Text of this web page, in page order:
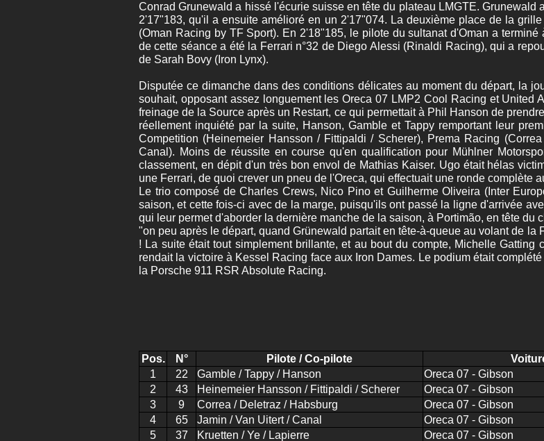
Conrad Grunewald a hissé l'écurie suisse en tête du plateau LMGTE.
2'17"183, qu'il a ensuite amélioré en un 2'17"074. La deuxième place de la
(Oman Racing by TF Sport). En 2'18"185, le pilote du sultanat d'Oman a
de cette séance a été la Ferrari n°32 de Diego Alessi (Rinaldi Racing), qui a
de Sarah Bovy (Iron Lynx).
Disputée ce dimanche dans des conditions délicates au moment du départ, la
souhait, opposant assez longuement les Oreca 07 LMP2 Cool Racing et United
freinage de la Source après un Restart, ce qui permettait à Phil Hanson de
réellement inquiété par la suite, Hanson, Gamble et Tappy remportant leur
Competition (Heinemeier Hansson / Fittipaldi / Scherer), Prema Racing
Canal). Moins de réussite en course qu'en qualification pour Mühlner
classement, en dépit d'un très bon envol de Mathias Kaiser. Ugo était hélas
une Ferrari, de quoi crever un pneu de l'Oreca, qui effectuait une ronde complète
Le trio composé de Charles Crews, Nico Pino et Guilherme Oliveira (Inter
saison, et cette fois-ci avec de la marge, puisqu'ils ont passé la ligne d'arrivée
qui leur permet d'aborder la dernière manche de la saison, à Portimão, en tête du
"on peu après le départ, quand Grünewald partait en tête-à-queue au volant de
! La suite était tout simplement brillante, et au bout du compte, Michelle
rendait la victoire à Kessel Racing face aux Iron Dames. Le podium était
la Porsche 911 RSR Absolute Racing.
Pos. N° Pilote / Co-pilote
1
22 Gamble / Tappy / Hanson Oreca 07 - Gibson
2
43 Heinemeier Hansson / Fittipaldi / Scherer Oreca 07 - Gibson
3
9 Correa / Deletraz / Habsburg Oreca 07 - Gibson
4
65 Jamin / Van Uitert / Canal Oreca 07 - Gibson
5
37 Kruetten / Ye / Lapierre Oreca 07 - Gibson